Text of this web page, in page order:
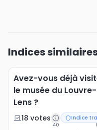
Indices
Avez-vous déjà
le musée du Louvre-
Lens ?
18 votes Indice
40